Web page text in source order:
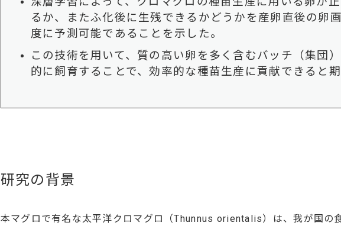
るか、またふ化後に生残できるかどうかを産卵直後の卵
度に予測可能であることを示した。
この技術を用いて、質の高い卵を多く含むバッチ（集団
的に飼育することで、効率的な種苗生産に貢献できると期
研究の背景
本マグロで有名な太平洋クロマグロ（Thunnus orientalis）は、我が国の